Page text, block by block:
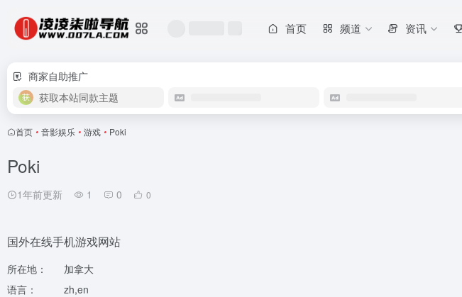
首页 频道 资讯
商家自助推广
获取本站同款主题
首页 • 音影娱乐 • 游戏 • Poki
Poki
1年前更新 1 0 0
国外在线手机游戏网站
所在地：
加拿大
语言：
zh,en